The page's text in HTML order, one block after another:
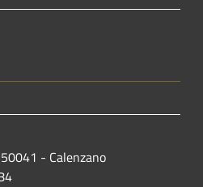
- Calenzano